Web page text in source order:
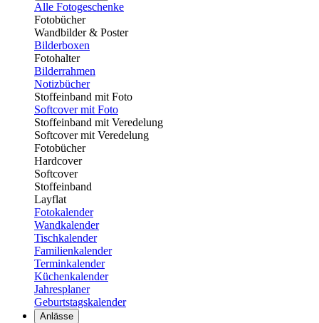
Alle Fotogeschenke
Fotobücher
Wandbilder & Poster
Bilderboxen
Fotohalter
Bilderrahmen
Notizbücher
Stoffeinband mit Foto
Softcover mit Foto
Stoffeinband mit Veredelung
Softcover mit Veredelung
Fotobücher
Hardcover
Softcover
Stoffeinband
Layflat
Fotokalender
Wandkalender
Tischkalender
Familienkalender
Terminkalender
Küchenkalender
Jahresplaner
Geburtstagskalender
Anlässe